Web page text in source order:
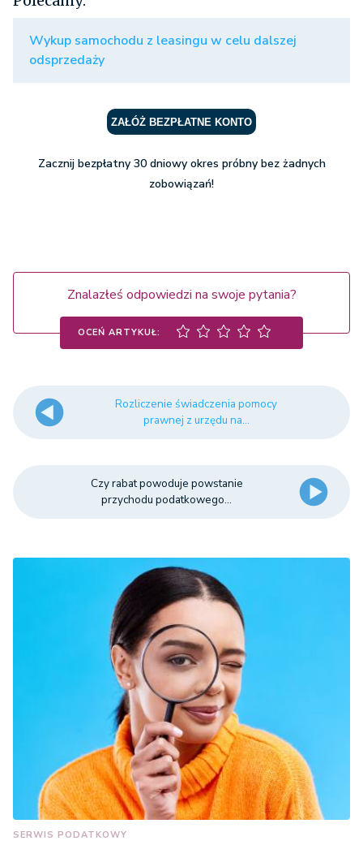
Wykup samochodu z leasingu w celu dalszej
odsprzedaży
ZAŁÓŻ BEZPŁATNE KONTO
Zacznij bezpłatny 30 dniowy okres próbny bez żadnych
zobowiązań!
Znalazłeś odpowiedzi na swoje pytania?
OCEŃ ARTYKUŁ:
Rozliczenie świadczenia pomocy
prawnej z urzędu na...
Czy rabat powoduje powstanie
przychodu podatkowego...
SERWIS PODATKOWY